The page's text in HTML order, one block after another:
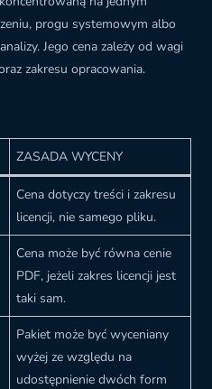
progu systemowym albo
Jego cena zależy od wagi
zakresu opracowania.
ZASADA WYCENY
Cena dotyczy treści i zakresu
licencji, nie samego pliku.
Cena może być równa cenie
PDF, jeżeli zakres licencji jest
taki sam.
Pakiet może być wyceniany
wyżej ze względu na
udostępnienie dwóch form